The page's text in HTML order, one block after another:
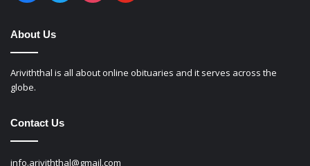
About Us
Ariviththal is all about online obituaries and it serves across the
globe.
Contact Us
info.ariviththal@gmail.com